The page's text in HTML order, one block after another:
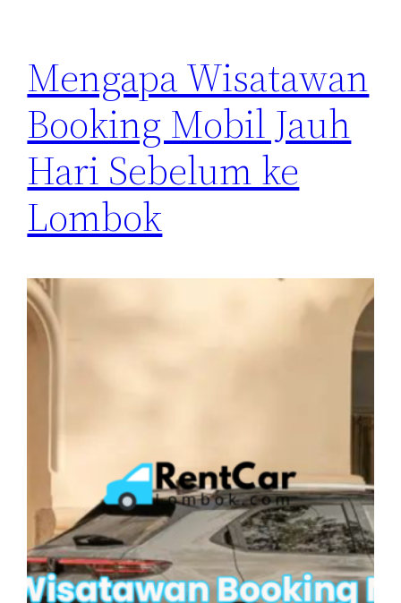
Mengapa Wisatawan
Booking Mobil Jauh
Hari Sebelum ke
Lombok